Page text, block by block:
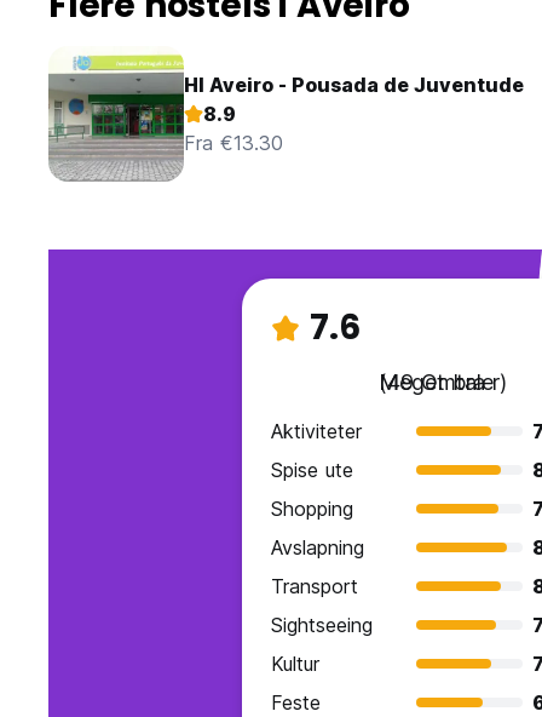
HI Aveiro - Pousada de Juventude
8.9
Fra €13.30
7.6
Meget bra
(49 Omtaler)
Aktiviteter
Spise ute
Shopping
Avslapning
Transport
Sightseeing
Kultur
Feste